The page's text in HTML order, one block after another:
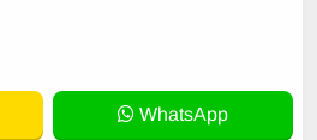
WhatsApp